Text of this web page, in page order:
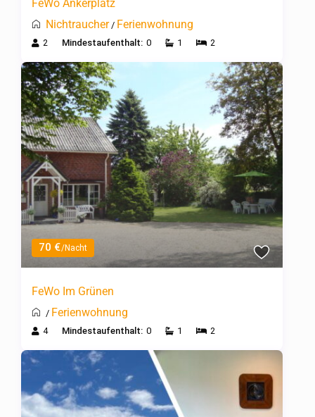
FeWo Ankerplatz
Nichtraucher/ Ferienwohnung
2 Mindestaufenthalt: 0 1 2
70 €/Nacht
FeWo Im Grünen
/ Ferienwohnung
4 Mindestaufenthalt: 0 1 2